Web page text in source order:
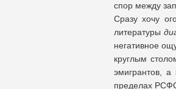
спор между
Сразу хочу
литературы
негативное
круглым
эмигрантов,
пределах